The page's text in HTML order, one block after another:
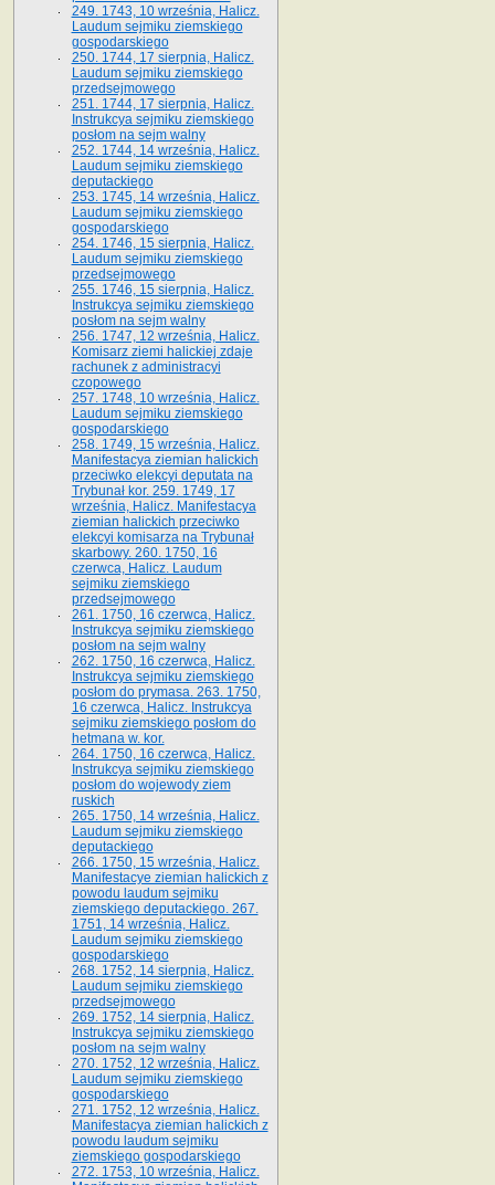
249. 1743, 10 września, Halicz.
Laudum sejmiku ziemskiego
gospodarskiego
250. 1744, 17 sierpnia, Halicz.
Laudum sejmiku ziemskiego
przedsejmowego
251. 1744, 17 sierpnia, Halicz.
Instrukcya sejmiku ziemskiego
posłom na sejm walny
252. 1744, 14 września, Halicz.
Laudum sejmiku ziemskiego
deputackiego
253. 1745, 14 września, Halicz.
Laudum sejmiku ziemskiego
gospodarskiego
254. 1746, 15 sierpnia, Halicz.
Laudum sejmiku ziemskiego
przedsejmowego
255. 1746, 15 sierpnia, Halicz.
Instrukcya sejmiku ziemskiego
posłom na sejm walny
256. 1747, 12 września, Halicz.
Komisarz ziemi halickiej zdaje
rachunek z administracyi
czopowego
257. 1748, 10 września, Halicz.
Laudum sejmiku ziemskiego
gospodarskiego
258. 1749, 15 września, Halicz.
Manifestacya ziemian halickich
przeciwko elekcyi deputata na
Trybunał kor. 259. 1749, 17
września, Halicz. Manifestacya
ziemian halickich przeciwko
elekcyi komisarza na Trybunał
skarbowy. 260. 1750, 16
czerwca, Halicz. Laudum
sejmiku ziemskiego
przedsejmowego
261. 1750, 16 czerwca, Halicz.
Instrukcya sejmiku ziemskiego
posłom na sejm walny
262. 1750, 16 czerwca, Halicz.
Instrukcya sejmiku ziemskiego
posłom do prymasa. 263. 1750,
16 czerwca, Halicz. Instrukcya
sejmiku ziemskiego posłom do
hetmana w. kor.
264. 1750, 16 czerwca, Halicz.
Instrukcya sejmiku ziemskiego
posłom do wojewody ziem
ruskich
265. 1750, 14 września, Halicz.
Laudum sejmiku ziemskiego
deputackiego
266. 1750, 15 września, Halicz.
Manifestacye ziemian halickich z
powodu laudum sejmiku
ziemskiego deputackiego. 267.
1751, 14 września, Halicz.
Laudum sejmiku ziemskiego
gospodarskiego
268. 1752, 14 sierpnia, Halicz.
Laudum sejmiku ziemskiego
przedsejmowego
269. 1752, 14 sierpnia, Halicz.
Instrukcya sejmiku ziemskiego
posłom na sejm walny
270. 1752, 12 września, Halicz.
Laudum sejmiku ziemskiego
gospodarskiego
271. 1752, 12 września, Halicz.
Manifestacya ziemian halickich z
powodu laudum sejmiku
ziemskiego gospodarskiego
272. 1753, 10 września, Halicz.